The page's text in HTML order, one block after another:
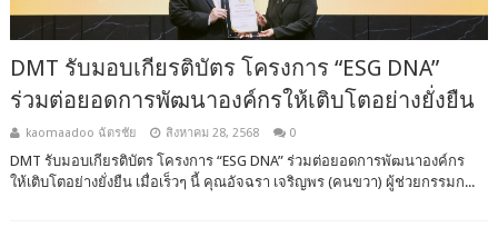
DMT รับมอบเกียรติบัตร โครงการ “ESG DNA”
ร่วมต่อยอดการพัฒนาองค์กรให้เติบโตอย่างยั่งยืน
kaomaadoo ฉัตรชัย สิงหาคม 28, 2568 0
DMT รับมอบเกียรติบัตร โครงการ “ESG DNA” ร่วมต่อยอดการพัฒนาองค์กร
ให้เติบโตอย่างยั่งยืน เมื่อเร็วๆ นี้ คุณอัจฉรา เจริญพร (คนขวา) ผู้ช่วยกรรมก...